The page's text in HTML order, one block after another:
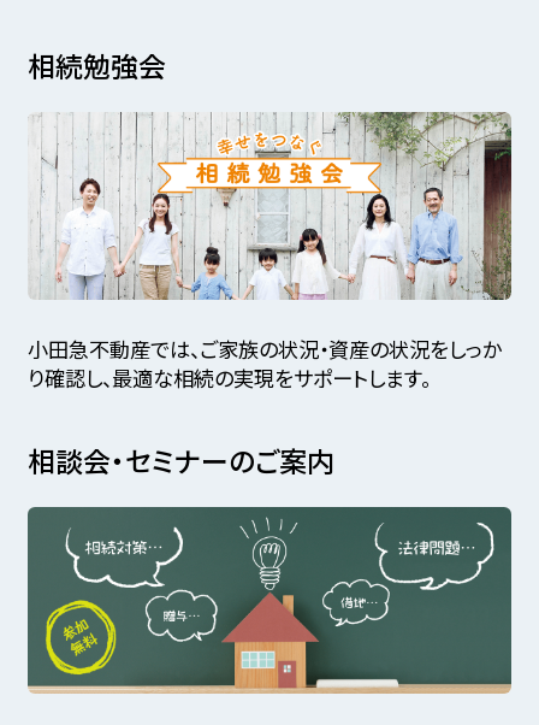
相続勉強会
小田急不動産では、ご家族の状況・資産の状況をしっか
り確認し、最適な相続の実現をサポートします。
相談会・セミナーのご案内